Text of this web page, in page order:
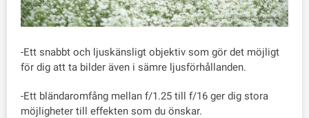
-Ett snabbt och ljuskänsligt objektiv som gör det möjligt
för dig att ta bilder även i sämre ljusförhållanden.
-Ett bländaromfång mellan f/1.25 till f/16 ger dig stora
möjligheter till effekten som du önskar.